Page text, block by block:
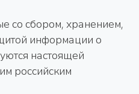
со сбором, хранением,
информации о
настоящей
российским